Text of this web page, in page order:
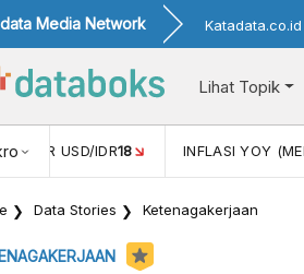
Media Network Katadata.co.id
Lihat Topik
TUKAR USD/IDR18 INFLASI YOY
Data Stories Ketenagakerjaan